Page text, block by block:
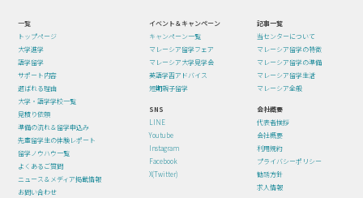
一覧
トップページ
大学進学
語学留学
サポート内容
選ばれる理由
大学・語学学校一覧
見積り依頼
準備の流れ＆留学申込み
先輩留学生の体験レポート
留学ノウハウ一覧
よくあるご質問
ニュース＆メディア掲載情報
お問い合わせ
イベント＆キャンペーン
キャンペーン一覧
マレーシア留学フェア
マレーシア大学見学会
英語学習アドバイス
短期親子留学
記事一覧
当センターについて
マレーシア留学の特徴
マレーシア留学の準備
マレーシア留学生活
マレーシア全般
SNS
LINE
Youtube
Instagram
Facebook
X(Twitter)
会社概要
代表者挨拶
会社概要
利用規約
プライバシーポリシー
勧誘方針
求人情報